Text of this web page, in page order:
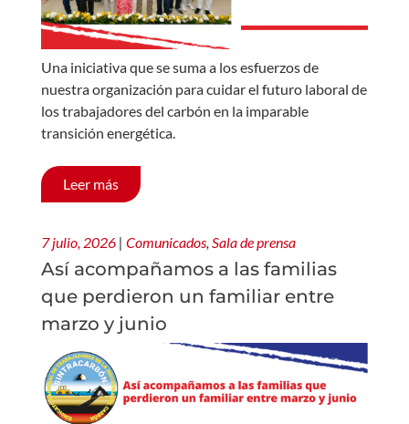
Una iniciativa que se suma a los esfuerzos de
nuestra organización para cuidar el futuro laboral de
los trabajadores del carbón en la imparable
transición energética.
Leer más
7 julio, 2026 | Comunicados Sala de prensa
Así acompañamos a las familias
que perdieron un familiar entre
marzo y junio